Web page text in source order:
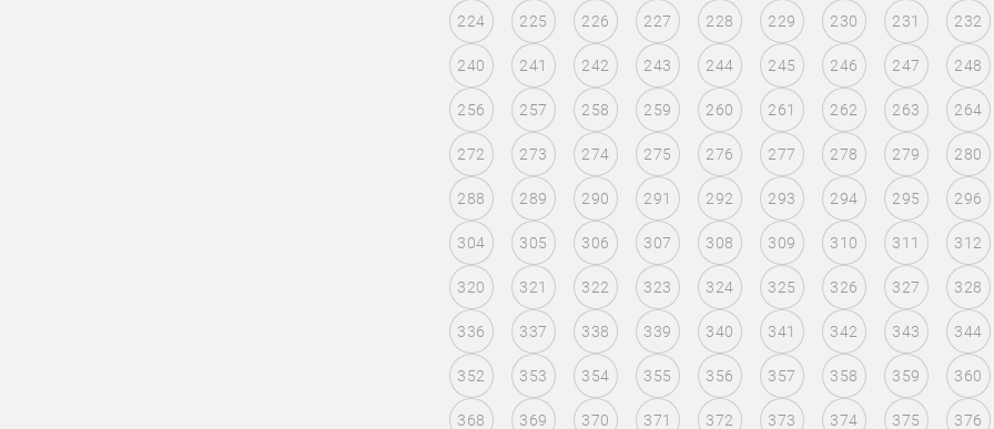
224 225 226 227 228 229 230 231 232
240 241 242 243 244 245 246 247 248
256 257 258 259 260 261 262 263 264
272 273 274 275 276 277 278 279 280
288 289 290 291 292 293 294 295 296
304 305 306 307 308 309 310 311 312
320 321 322 323 324 325 326 327 328
336 337 338 339 340 341 342 343 344
352 353 354 355 356 357 358 359 360
368 369 370 371 372 373 374 375 376